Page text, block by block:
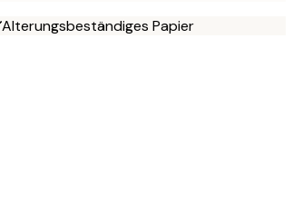
Alterungsbeständiges Papier